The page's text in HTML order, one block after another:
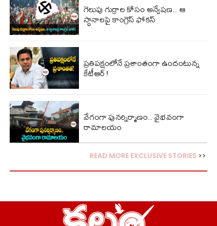
గెలుపు గుర్రాల కోసం అన్వేషణ.. ఆ
స్థానాలపై కాంగ్రెస్ ఫోకస్
ప్ర‌తిప‌క్షంలోనే ప్ర‌శాంతంగా ఉందంటున్న
కేటీఆర్!
వేగంగా పునర్నిర్మాణం.. వైభవంగా
రామాలయం
READ MORE EXCLUSIVE STORIES >>